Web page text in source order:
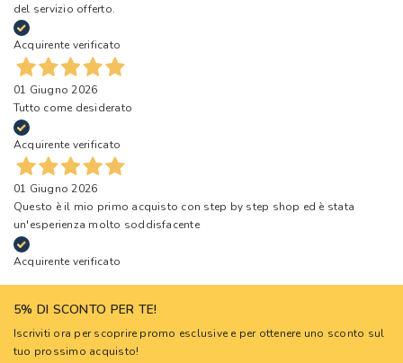
del servizio offerto.
Acquirente verificato
01 Giugno 2026
Tutto come desiderato
Acquirente verificato
01 Giugno 2026
Questo è il mio primo acquisto con step by step shop ed è stata
un'esperienza molto soddisfacente
Acquirente verificato
5% DI SCONTO PER TE!
Iscriviti ora per scoprire promo esclusive e per ottenere uno sconto sul
tuo prossimo acquisto!